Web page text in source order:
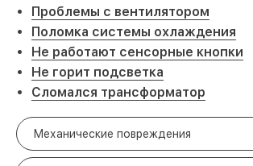
Проблемы с вентилятором
Поломка системы охлаждения
Не работают сенсорные кнопки
Не горит подсветка
Сломался трансформатор
Механические повреждения